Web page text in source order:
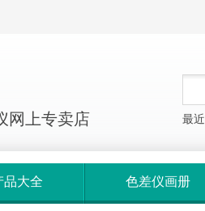
网上专卖店 最
品大全 色差仪画册